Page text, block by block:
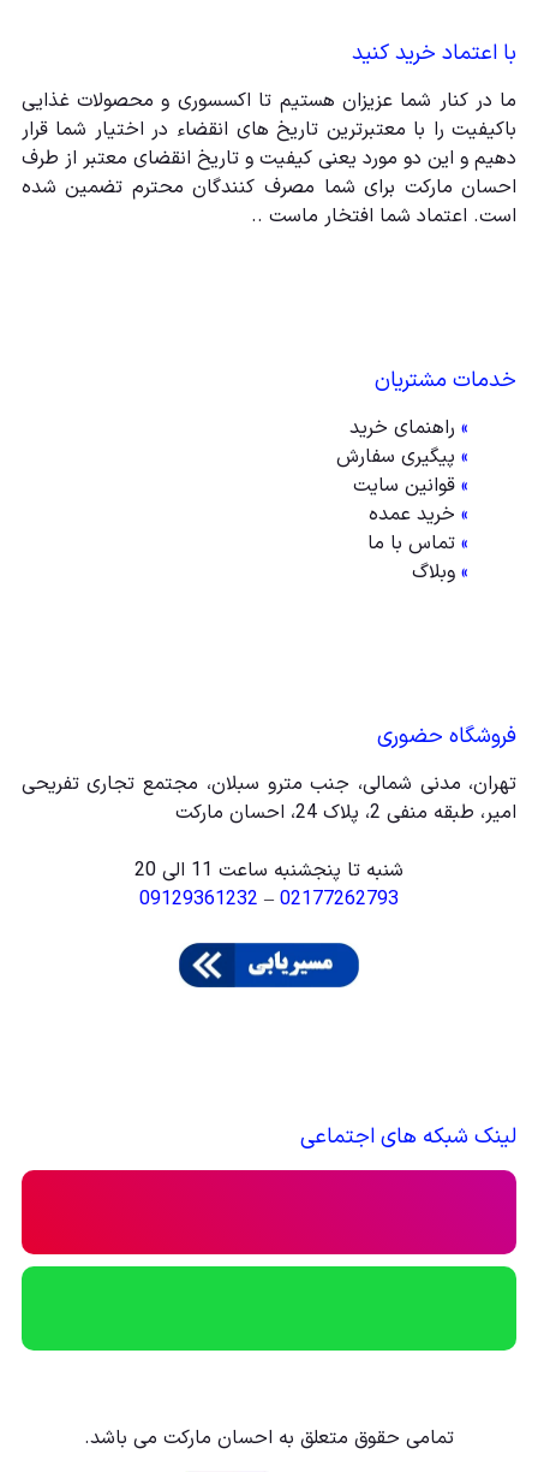
با اعتماد خرید کنید
ما در کنار شما عزیزان هستیم تا اکسسوری و محصولات غذایی
باکیفیت را با معتبرترین تاریخ های انقضاء در اختیار شما قرار
دهیم و این دو مورد یعنی کیفیت و تاریخ انقضای معتبر از طرف
احسان مارکت برای شما مصرف کنندگان محترم تضمین شده
است. اعتماد شما افتخار ماست ..
خدمات مشتریان
» راهنمای خرید
» پیگیری سفارش
» قوانین سایت
» خرید عمده
» تماس با ما
» وبلاگ
فروشگاه حضوری
تهران، مدنی شمالی، جنب مترو سبلان، مجتمع تجاری تفریحی
امیر، طبقه منفی 2، پلاک 24، احسان مارکت
شنبه تا پنجشنبه ساعت 11 الی 20
02177262793
–
09129361232
لینک شبکه های اجتماعی
تمامی حقوق متعلق به احسان مارکت می باشد.